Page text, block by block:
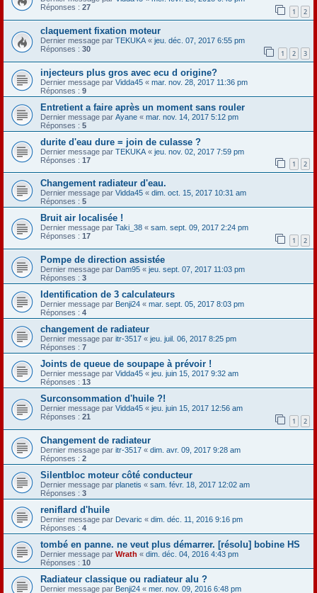
Réponses : 27 1 2
claquement fixation moteur
Dernier message par TEKUKA « jeu. déc. 07, 2017 6:55 pm
Réponses : 30 1 2 3
injecteurs plus gros avec ecu d origine?
Dernier message par Vidda45 « mar. nov. 28, 2017 11:36 pm
Réponses : 9
Entretient a faire après un moment sans rouler
Dernier message par Ayane « mar. nov. 14, 2017 5:12 pm
Réponses : 5
durite d'eau dure = join de culasse ?
Dernier message par TEKUKA « jeu. nov. 02, 2017 7:59 pm
Réponses : 17 1 2
Changement radiateur d'eau.
Dernier message par Vidda45 « dim. oct. 15, 2017 10:31 am
Réponses : 5
Bruit air localisée !
Dernier message par Taki_38 « sam. sept. 09, 2017 2:24 pm
Réponses : 17 1 2
Pompe de direction assistée
Dernier message par Dam95 « jeu. sept. 07, 2017 11:03 pm
Réponses : 3
Identification de 3 calculateurs
Dernier message par Benji24 « mar. sept. 05, 2017 8:03 pm
Réponses : 4
changement de radiateur
Dernier message par itr-3517 « jeu. juil. 06, 2017 8:25 pm
Réponses : 7
Joints de queue de soupape à prévoir !
Dernier message par Vidda45 « jeu. juin 15, 2017 9:32 am
Réponses : 13
Surconsommation d'huile ?!
Dernier message par Vidda45 « jeu. juin 15, 2017 12:56 am
Réponses : 21 1 2
Changement de radiateur
Dernier message par itr-3517 « dim. avr. 09, 2017 9:28 am
Réponses : 2
Silentbloc moteur côté conducteur
Dernier message par planetis « sam. févr. 18, 2017 12:02 am
Réponses : 3
reniflard d'huile
Dernier message par Devaric « dim. déc. 11, 2016 9:16 pm
Réponses : 4
tombé en panne. ne veut plus démarrer. [résolu] bobine HS
Dernier message par Wrath « dim. déc. 04, 2016 4:43 pm
Réponses : 10
Radiateur classique ou radiateur alu ?
Dernier message par Benji24 « mer. nov. 09, 2016 6:48 pm